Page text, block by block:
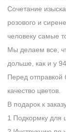
Сочетание
розового и
человеку самые
Мы делаем все,
дольше, как и у
Перед отправкой
качество цветов.
В подарок к
1 Подкормку для